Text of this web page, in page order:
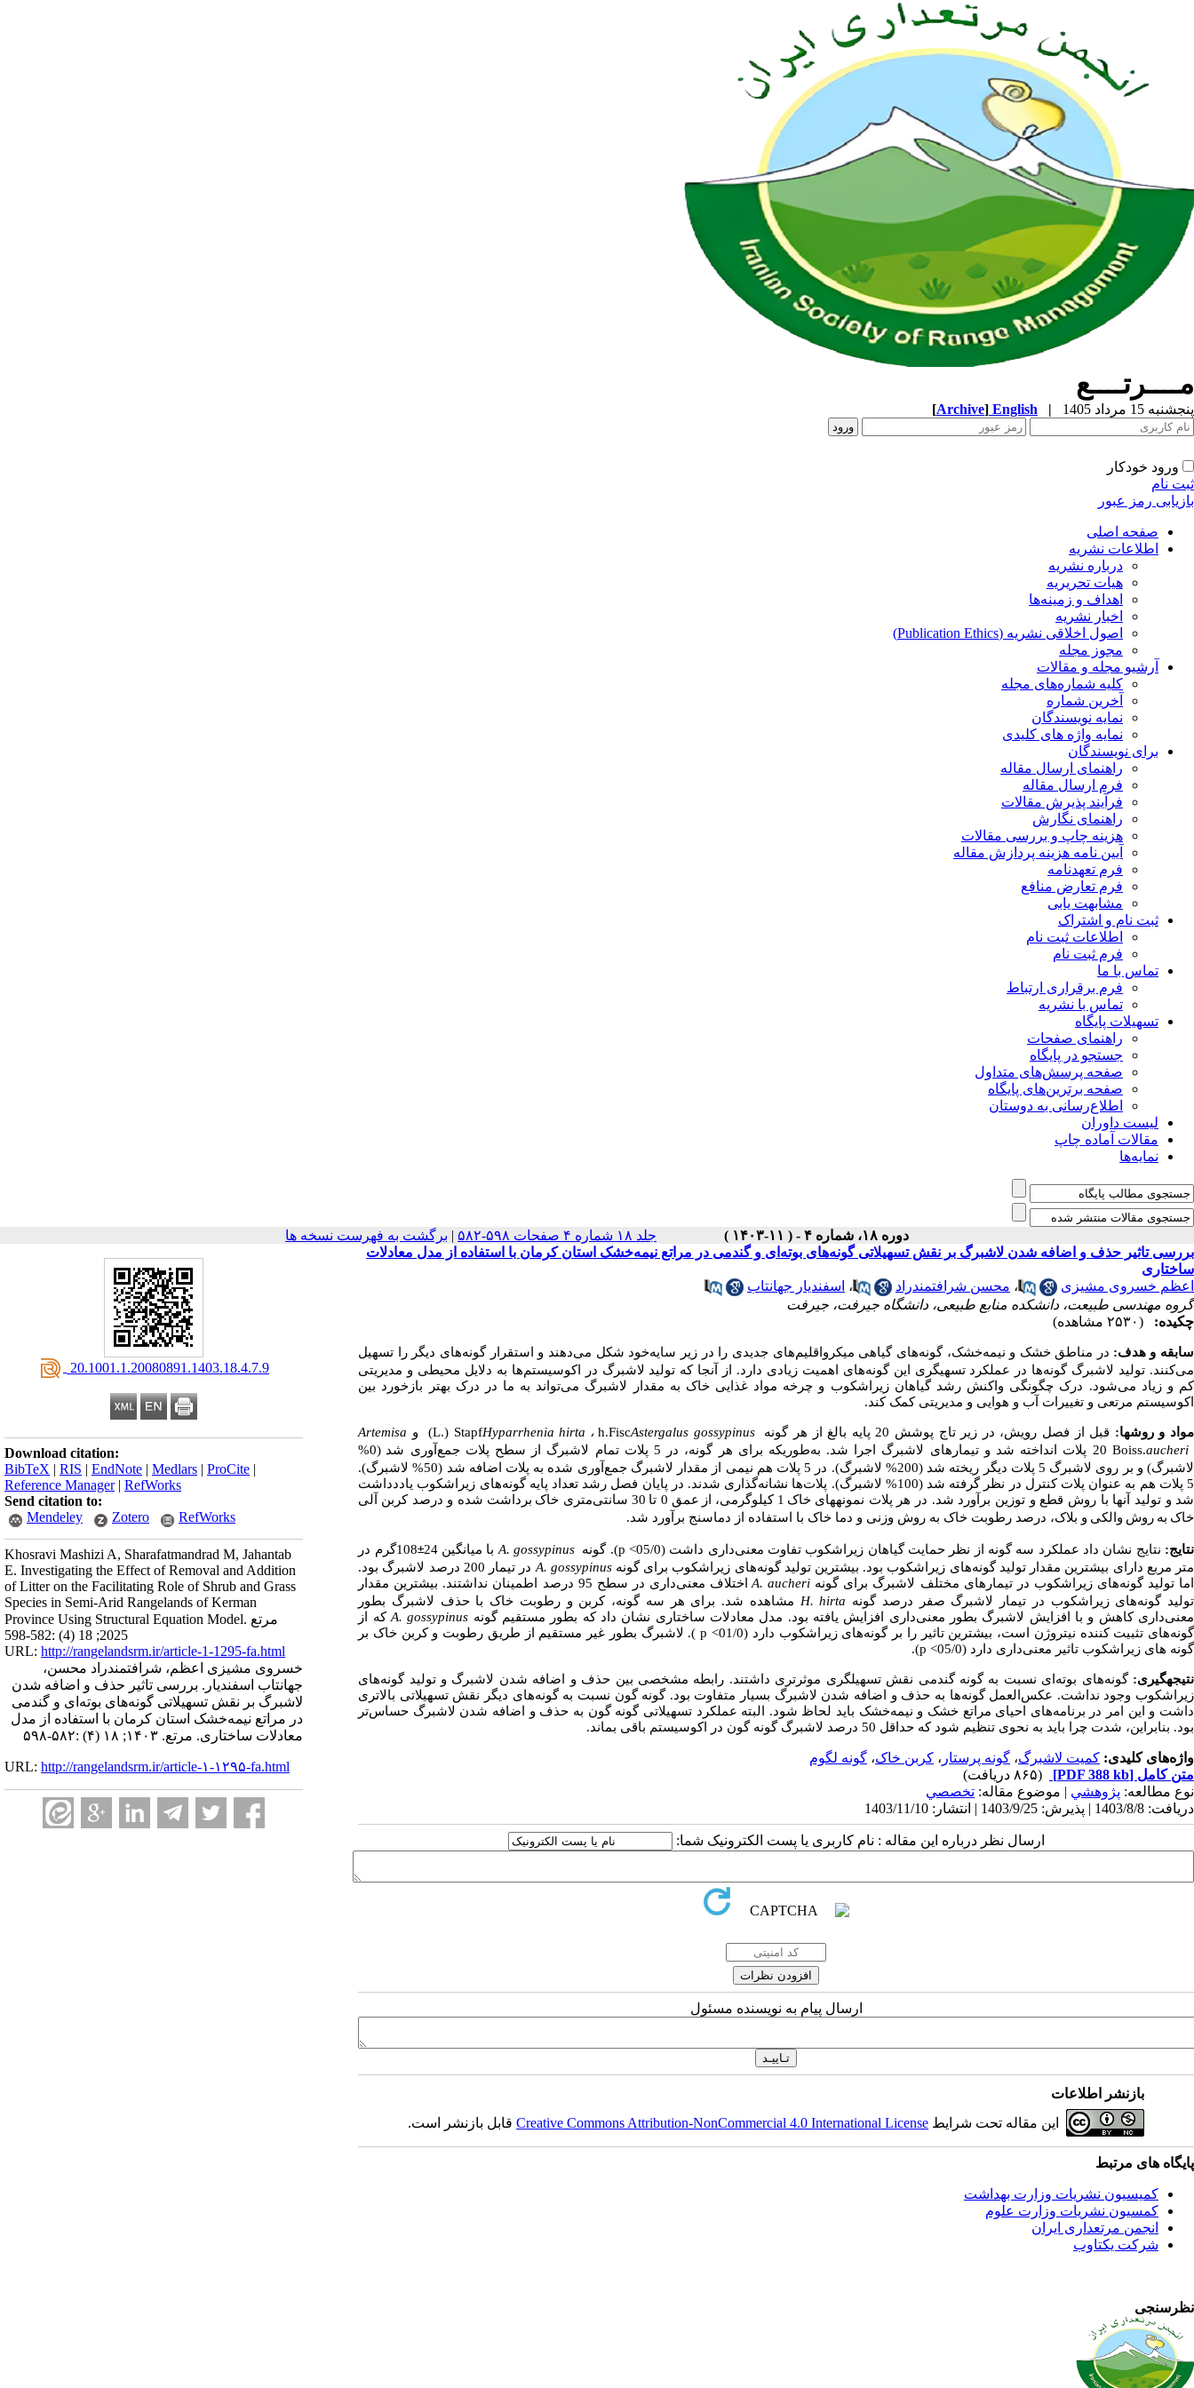
مــــرتــــع
پنجشنبه 15 مرداد 1405 |
English
[Archive]
ورود خودکار
ثبت نام
بازیابی رمز عبور
صفحه اصلی
اطلاعات نشریه
درباره نشریه
هیات تحریریه
اهداف و زمینه‌ها
اخبار نشریه
اصول اخلاقی نشریه (Publication Ethics)
مجوز مجله
آرشیو مجله و مقالات
کلیه شماره‌های مجله
آخرین شماره
نمایه نویسندگان
نمایه واژه های کلیدی
برای نویسندگان
راهنمای ارسال مقاله
فرم ارسال مقاله
فرآیند پذیرش مقالات
راهنمای نگارش
هزینه چاپ و بررسی مقالات
آیین نامه هزینه پردازش مقاله
فرم تعهدنامه
فرم تعارض منافع
مشابهت یابی
ثبت نام و اشتراک
اطلاعات ثبت نام
فرم ثبت نام
تماس با ما
فرم برقراری ارتباط
تماس با نشریه
تسهیلات پایگاه
راهنمای صفحات
جستجو در پایگاه
صفحه پرسش‌های متداول
صفحه برترین‌های پایگاه
اطلاع‌رسانی به دوستان
لیست داوران
مقالات آماده چاپ
نمایه‌ها
دوره ۱۸، شماره ۴ - ( ۱۱-۱۴۰۳ ) جلد ۱۸ شماره ۴ صفحات ۵۹۸-۵۸۲ | برگشت به فهرست نسخه ها
‎ 20.1001.1.20080891.1403.18.4.7.9
Download citation:
BibTeX | RIS | EndNote | Medlars | ProCite |
Reference Manager| RefWorks
Send citation to:
Mendeley
Zotero RefWorks
Khosravi Mashizi A, Sharafatmandrad M, Jahantab
E. Investigating the Effect of Removal and Addition
of Litter on the Facilitating Role of Shrub and Grass
Species in Semi-Arid Rangelands of Kerman
Province Using Structural Equation Model. مرتع
2025; 18 (4) :582-598
URL: http://rangelandsrm.ir/article-1-1295-fa.html
خسروی مشیزی اعظم، شرافتمندراد محسن،
جهانتاب اسفندیار. بررسی تاثیر حذف و اضافه شدن
لاشبرگ بر نقش تسهیلاتی گونه‌های بوته‌ای و گندمی
در مراتع نیمه‌خشک استان کرمان با استفاده از مدل
معادلات ساختاری. مرتع. ۱۴۰۳; ۱۸ (۴) :۵۸۲-۵۹۸
URL: http://rangelandsrm.ir/article-۱-۱۲۹۵-fa.html
بررسی تاثیر حذف و اضافه شدن لاشبرگ بر نقش تسهیلاتی گونه‌های بوته‌ای و گندمی در مراتع نیمه‌خشک استان کرمان با استفاده از مدل معادلات
ساختاری
اعظم خسروی مشیزی
، محسن شرافتمندراد ، اسفندیار جهانتاب
گروه مهندسی طبیعت، دانشکده منابع طبیعی، دانشگاه جیرفت، جیرفت
چکیده:
(۲۵۳۰ مشاهده)
سابقه و هدف: در مناطق خشک و نیمه‌خشک،گونه‌های گیاهی میکرواقلیم‌های جدیدی را در زیر سایه‌خود شکل می‌دهند و استقرار گونه‌های دیگر را تسهیل
می‌کنند. تولید لاشبرگ گونه‌ها در عملکرد تسهیگری این گونه‌های اهمیت زیادی دارد. از آنجا که تولید لاشبرگ در اکوسیستم‌ها به دلایل محیطی و مدیریتی
کم و زیاد می‌شود. درک چگونگی واکنش رشد گیاهان زیراشکوب و چرخه مواد غذایی خاک به مقدار لاشبرگ می‌تواند به ما در درک بهتر بازخورد بین
اکوسیستم مرتعی و تغییرات آب و هوایی و مدیریتی کمک کند.
مواد و روش­ها: قبل از فصل رویش، در زیر تاج پوشش 20 پایه بالغ از هر گونه Astergalus gossypinus
Fisc
h. ، Hyparrhenia hirta
(L.) Stapf و Artemisa
aucheri
Boiss.
(0%
لاشبرگ) و بر روی لاشبرگ 5 پلات دیگر ریخته شد (200% لاشبرگ). در 5 پلات هم نیمی از مقدار لاشبرگ جمع‌آوری شده به پلات اضافه شد (50% لاشبرگ).
5 پلات هم به عنوان پلات کنترل در نظر گرفته شد (100% لاشبرگ). پلات‌ها نشانه‌گذاری شدند. در پایان فصل رشد تعداد پایه گونه‌های زیراشکوب یاددداشت
شد و تولید آنها با روش قطع و توزین برآورد شد. در هر پلات نمونه­های خاک 1 کیلوگرمی، از عمق 0 تا 30 سانتیمتری خاک برداشت شده و درصد کربن
آلی
خاک به روش والکی و بلاک، درصد رطوبت خاک به روش وزنی و دما خاک با استفاده از دماسنج برآورد شد.
نتایج: نتایج نشان داد عملکرد سه گونه از نظر حمایت گیاهان زیراشکوب تفاوت معنی‌داری داشت (05/0
p <). گونه A. gossypinusبا میانگین 24 ±
108گرم در
متر مربع دارای بیشترین مقدار تولید گونه‌های زیراشکوب بود. بیشترین تولید گونه‌های زیراشکوب برای گونهA. gossypinus
در تیمار 200 درصد لاشبرگ بود.
اما تولید گونه‌های زیراشکوب در تیمارهای مختلف لاشبرگ برای گونه A. aucheri
اختلاف معنی‌داری در سطح 95 درصد اطمینان نداشتند. بیشترین مقدار
تولید گونه‌های زیراشکوب در تیمار لاشبرگ صفر درصد گونه H. hirta مشاهده شد. برای هر سه گونه، کربن و رطوبت خاک با حذف لاشبرگ بطور
معنی‌داری کاهش و با افزایش لاشبرگ بطور معنی‌داری افزایش یافته بود. مدل معادلات ساختاری نشان داد که بطور مستقیم گونه A. gossypinusکه از
گونه‌های تثبیت کننده نیتروژن است، بیشترین تاثیر را بر گونه‌های زیراشکوب دار د (01/0
p < ). لاشبرگ بطور غیر مستقیم از طریق رطوبت و کربن خاک بر
گونه های زیراشکوب تاثیر معنی‌داری دارد (05/0
p <
).
نتیجه­گیری:گونه‌های بوته‌ای نسبت به گونه گندمی نقش تسهیلگری موثرتری داشتند. رابطه مشخصی بین حذف و اضافه شدن لاشبرگ و تولید گونه‌های
زیراشکوب وجود نداشت. عکس‌العمل گونه‌ها به حذف و اضافه شدن لاشبرگ بسیار متفاوت بود.گونه گون نسبت به گونه‌های دیگر نقش تسهیلاتی بالاتری
داشت و این امر در برنامه‌های احیای مراتع خشک و نیمه‌خشک باید لحاظ شود. البته عملکرد تسهیلاتی گونه گون به حذف و اضافه شدن لاشبرگ حساس‌تر
بود. بنابراین، شدت چرا باید به نحوی تنظیم شود که حداقل 50 درصد لاشبرگ گونه گون در اکوسیستم باقی بماند.
واژه‌های کلیدی: کمیت لاشبرگ، گونه پرستار ، کربن خاک، گونه لگوم
متن کامل [PDF 388 kb]
(۸۶۵ دریافت)
نوع مطالعه: پژوهشي | موضوع مقاله: تخصصي
دریافت: 1403/8/8 | پذیرش: 1403/9/25 | انتشار: 1403/11/10
ارسال نظر درباره این مقاله : نام کاربری یا پست الکترونیک شما:
ارسال پیام به نویسنده مسئول
بازنشر اطلاعات
این مقاله تحت شرایط Creative Commons Attribution-NonCommercial 4.0 International Licenseقابل بازنشر است.
پایگاه های مرتبط
کمیسیون نشریات وزارت بهداشت
کمسیون نشریات وزارت علوم
انجمن مرتعداری ایران
شرکت یکتاوب
نظرسنجی